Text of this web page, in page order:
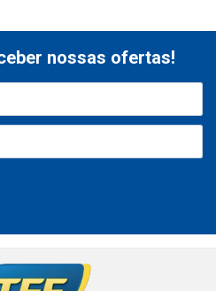
nossas ofertas!